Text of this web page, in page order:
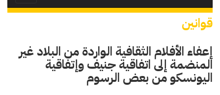
قوانين
إعفاء الأفلام الثقافية الواردة من البلاد غير
المنضمة إلى اتفاقية جنيف وإتفاقية
اليونسكو من بعض الرسوم